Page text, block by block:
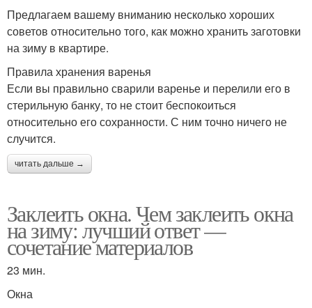
Предлагаем вашему вниманию несколько хороших
советов относительно того, как можно хранить заготовки
на зиму в квартире.
Правила хранения варенья
Если вы правильно сварили варенье и перелили его в
стерильную банку, то не стоит беспокоиться
относительно его сохранности. С ним точно ничего не
случится.
читать дальше →
Заклеить окна. Чем заклеить окна
на зиму: лучший ответ —
сочетание материалов
23 мин.
Окна